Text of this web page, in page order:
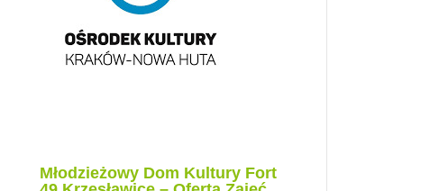
Młodzieżowy Dom Kultury Fort